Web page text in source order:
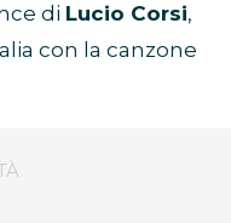
di Lucio Corsi,
con la canzone